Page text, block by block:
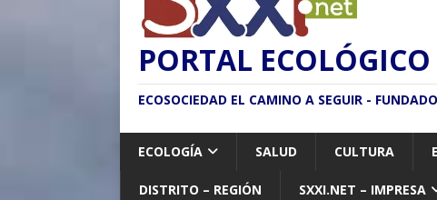
PORTAL
ECOSOCIEDAD EL CAMINO A SEGUIR -
ECOLOGÍA SALUD CULTURA
DISTRITO – REGIÓN SXXI.NET – IMPRESA